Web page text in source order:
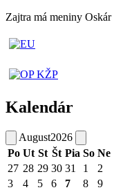
Zajtra má meniny Oskár
Kalendár
August2026
Po Ut St Št Pia So Ne
27 28 29 30 31 1
2
3
4 5 6 7 8
9